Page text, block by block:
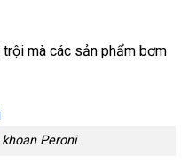
mà các sản phẩm bơm
Peroni